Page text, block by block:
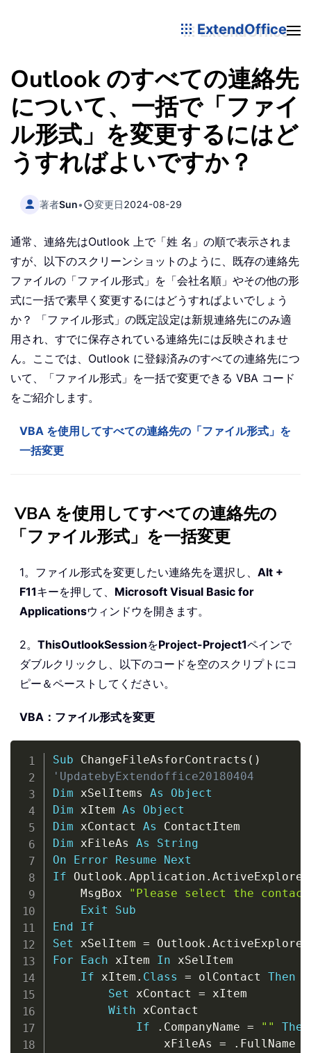
ExtendOffice
Outlook のすべての連絡先
について、一括で「ファイ
ル形式」を変更するにはど
うすればよいですか？
著者Sun• 変更日2024-08-29
通常、連絡先はOutlook 上で「姓 名」の順で表示されま
すが、以下のスクリーンショットのように、既存の連絡先
ファイルの「ファイル形式」を「会社名順」やその他の形
式に一括で素早く変更するにはどうすればよいでしょう
か？ 「ファイル形式」の既定設定は新規連絡先にのみ適
用され、すでに保存されている連絡先には反映されませ
ん。ここでは、Outlook に登録済みのすべての連絡先につ
いて、「ファイル形式」を一括で変更できる VBA コード
をご紹介します。
VBA を使用してすべての連絡先の「ファイル形式」を
一括変更
VBA を使用してすべての連絡先の
「ファイル形式」を一括変更
1。ファイル形式を変更したい連絡先を選択し、 Alt +
F11キーを押して、 Microsoft Visual Basic for
Applicationsウィンドウを開きます。
2。 ThisOutlookSessionをProject-Project1ペインで
ダブルクリックし、以下のコードを空のスクリプトにコ
ピー＆ペーストしてください。
VBA：ファイル形式を変更
Sub ChangeFileAsforContracts ( )
'UpdatebyExtendoffice20180404
Dim xSelItems As
Object
Dim xItem As
Object
Dim xContact As
Dim xFileAs As
String
On
Error Resume
Next
If Outlook . Application . ActiveExplorer
    MsgBox
"Please select the
Exit
Sub
End
If
Set xSelItem = Outlook . ActiveExplorer
For
Each xItem In xSelItem
If xItem . Class = olContact Then
Set xContact = xItem
With xContact
If
. CompanyName = ""
Then
                xFileAs
= . FullName
Copy